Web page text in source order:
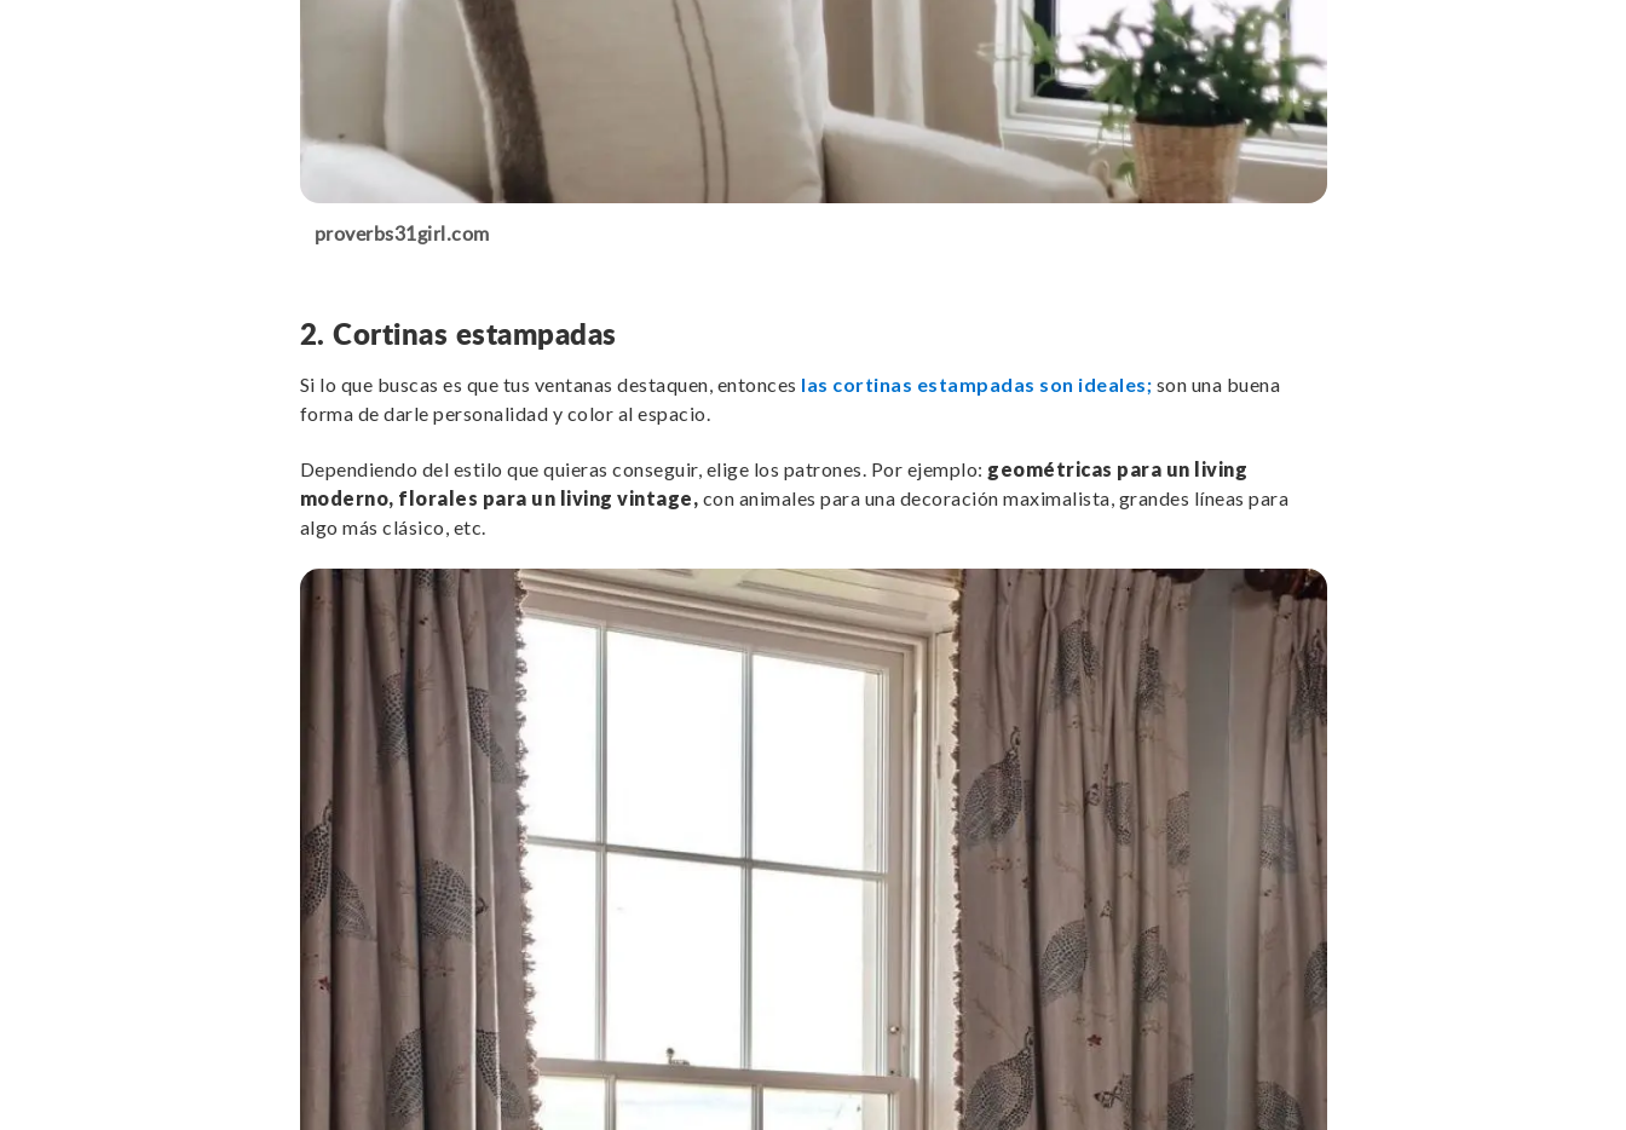
proverbs31girl.com
2. Cortinas estampadas
Si lo que buscas es que tus ventanas destaquen, entonces las cortinas estampadas son ideales; son una buena
forma de darle personalidad y color al espacio.
Dependiendo del estilo que quieras conseguir, elige los patrones. Por ejemplo: geométricas para un living
moderno, florales para un living vintage, con animales para una decoración maximalista, grandes líneas para
algo más clásico, etc.